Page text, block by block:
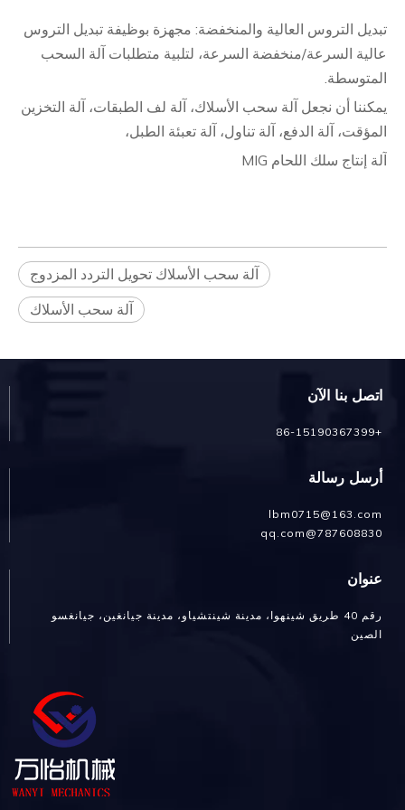
تبديل التروس العالية والمنخفضة: مجهزة بوظيفة تبديل التروس
عالية السرعة/منخفضة السرعة، لتلبية متطلبات آلة السحب
المتوسطة.
يمكننا أن نجعل آلة سحب الأسلاك، آلة لف الطبقات، آلة التخزين
المؤقت، آلة الدفع، آلة تناول، آلة تعبئة الطبل،
آلة إنتاج سلك اللحام MIG
آلة سحب الأسلاك تحويل التردد المزدوج
آلة سحب الأسلاك
اتصل بنا الآن
+86-15190367399
أرسل رسالة
lbm0715@163.com
787608830@qq.com
عنوان
رقم 40 طريق شينهوا، مدينة شينتشياو، مدينة جيانغين، جيانغسو
الصين